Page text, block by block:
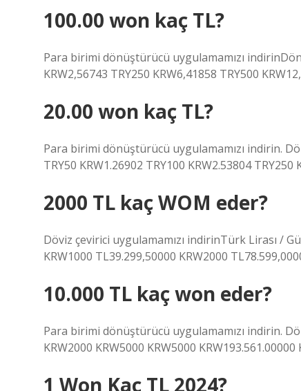
100.00 won kaç TL?
Para birimi dönüştürücü uygulamamızı
KRW2,56743 TRY250 KRW6,41858 TRY500
20.00 won kaç TL?
Para birimi dönüştürücü uygulamamızı indirin.
TRY50 KRW1.26902 TRY100 KRW2.53804 TRY250
2000 TL kaç WOM eder?
Döviz çevirici uygulamamızı indirinTürk Lirası /
KRW1000 TL39.299,50000 KRW2000
10.000 TL kaç won eder?
Para birimi dönüştürücü uygulamamızı indirin.
KRW2000 KRW5000 KRW5000 KRW193.561.00000
1 Won Kaç TL 2024?